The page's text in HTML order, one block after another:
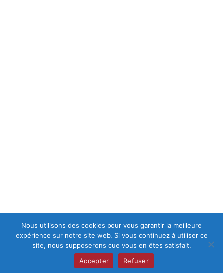
© 2026 - Site créé parRémy KUBITZ - Fondateur de CAPAGE
Nous utilisons des cookies pour vous garantir la meilleure
expérience sur notre site web. Si vous continuez à utiliser ce
site, nous supposerons que vous en êtes satisfait.
Accepter
Refuser